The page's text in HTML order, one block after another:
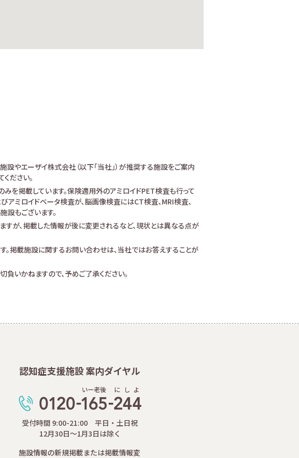
やエーザイ株式会社（以下「当社」）が推奨する施設をご案内
ださい。
を掲載しています。保険適用外のアミロイドPET検査も行って
アミロイドベータ検査が、脳画像検査にはCT検査、MRI検査、
設もございます。
が、掲載した情報が後に変更されるなど、現状とは異なる点が
掲載施設に関するお問い合わせは、当社ではお答えすることが
いかねますので、予めご了承ください。
認知症支援施設 案内ダイヤル
いー老後 に し よ
受付時間 9:00-21:00 平日・土日祝
12月30日～1月3日は除く
施設情報の新規掲載または掲載情報変